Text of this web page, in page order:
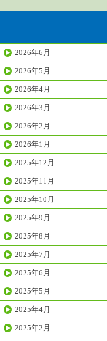
2026年6月
2026年5月
2026年4月
2026年3月
2026年2月
2026年1月
2025年12月
2025年11月
2025年10月
2025年9月
2025年8月
2025年7月
2025年6月
2025年5月
2025年4月
2025年2月